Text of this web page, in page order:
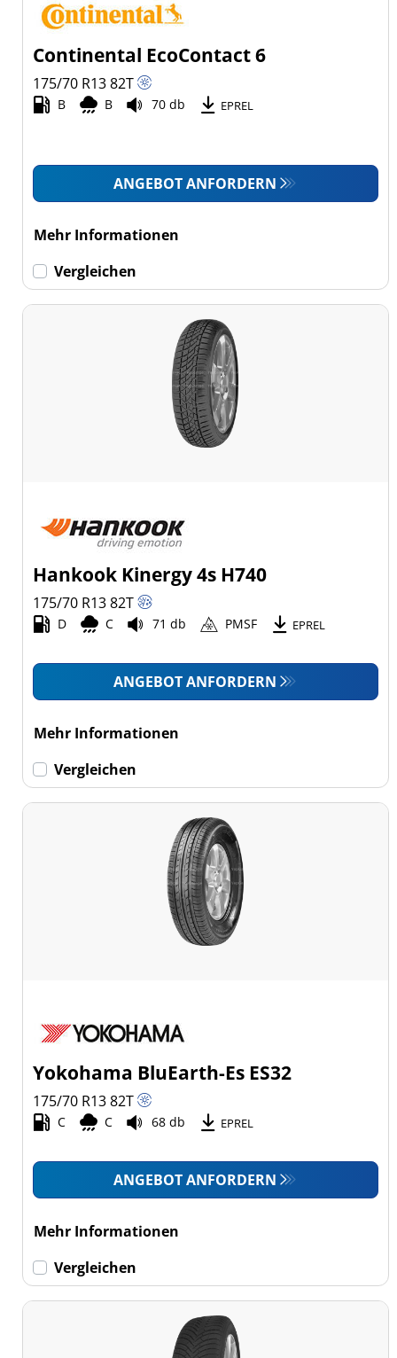
Continental EcoContact 6
175/70 R1382T
B B 70 db EPREL
ANGEBOT ANFORDERN
Mehr Informationen
Vergleichen
Hankook Kinergy 4s H740
175/70 R1382T
D C 71 db PMSF EPREL
ANGEBOT ANFORDERN
Mehr Informationen
Vergleichen
Yokohama BluEarth-Es ES32
175/70 R1382T
C C 68 db EPREL
ANGEBOT ANFORDERN
Mehr Informationen
Vergleichen